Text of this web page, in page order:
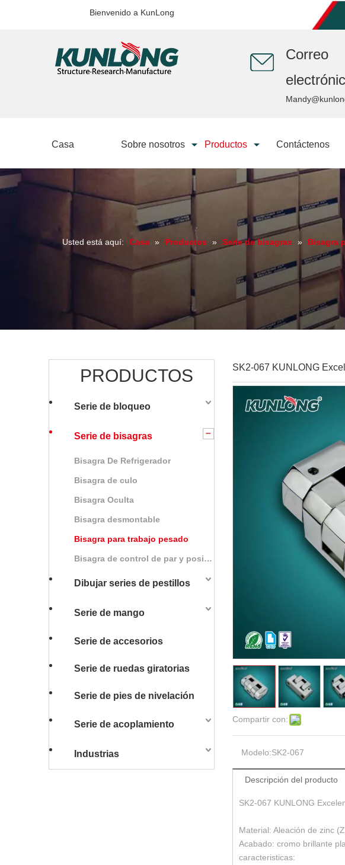
Bienvenido a KunLong
Correo
Casa Sobre nosotros Productos Contáctenos
Usted está aquí: Casa » Productos » Serie de bisagras » Bisagra
PRODUCTOS
Serie de bloqueo
Serie de bisagras
Bisagra De Refrigerador
Bisagra de culo
Bisagra Oculta
Bisagra desmontable
Bisagra para trabajo pesado
Bisagra de control de par y posición
Dibujar series de pestillos
Serie de mango
Serie de accesorios
Serie de ruedas giratorias
Serie de pies de nivelación
Serie de acoplamiento
Industrias
SK2-067 KUNLONG
Compartir con:
Modelo:SK2-067
Descripción del producto
SK2-067 KUNLONG
Material: Aleación de zinc
Acabado: cromo brillante
caracteristicas: